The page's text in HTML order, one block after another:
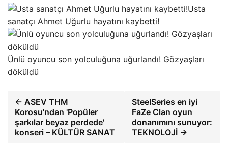
Usta
sanatçı Ahmet Uğurlu hayatını kaybetti!
Ünlü oyuncu son yolculuğuna uğurlandı! Gözyaşları
döküldü
← ASEV THM
Korosu'ndan 'Popüler
şarkılar beyaz perdede'
konseri – KÜLTÜR SANAT
SteelSeries en iyi
FaZe Clan oyun
donanımını sunuyor:
TEKNOLOJİ →